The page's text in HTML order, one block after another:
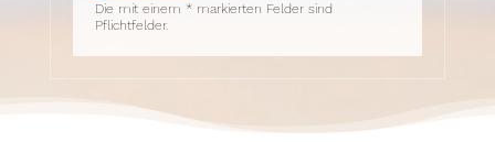
Die mit einem * markierten Felder sind
Pflichtfelder.